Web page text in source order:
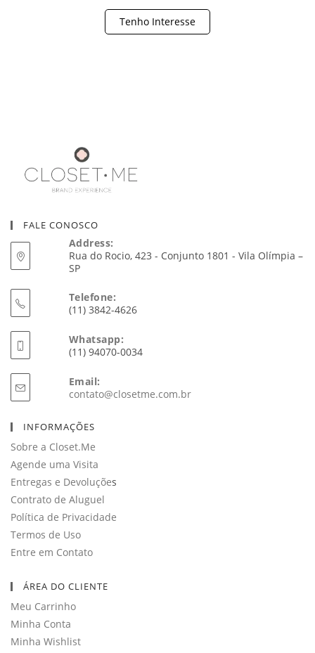
Tenho Interesse
FALE CONOSCO
Address:
Rua do Rocio, 423 - Conjunto 1801 - Vila Olímpia –
SP
Telefone:
(11) 3842-4626
Whatsapp:
(11) 94070-0034
Email:
contato@closetme.com.brAbre
INFORMAÇÕES
Sobre a Closet.Me
Agende uma Visita
Entregas e Devoluções
Contrato de Aluguel
Política de Privacidade
Termos de Uso
Entre em Contato
ÁREA DO CLIENTE
Meu Carrinho
Minha Conta
Minha Wishlist